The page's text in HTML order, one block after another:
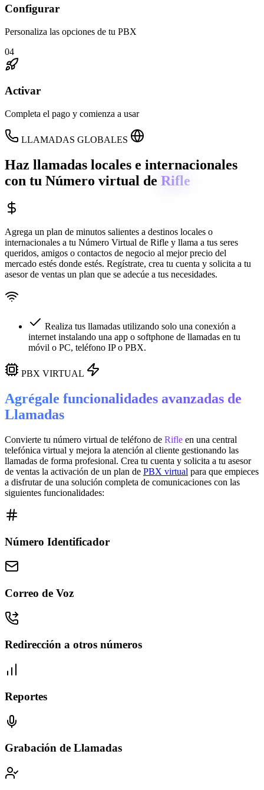
Configurar
Personaliza las opciones de tu PBX
04
Activar
Completa el pago y comienza a usar
LLAMADAS GLOBALES
Haz llamadas locales e internacionales
con tu Número virtual de Rifle
Agrega un plan de minutos salientes a destinos locales o
internacionales a tu Número Virtual de Rifle y llama a tus seres
queridos, amigos o contactos de negocio al mejor precio del
mercado estés donde estés. Regístrate, crea tu cuenta y solicita a tu
asesor de ventas un plan que se adecúe a tus necesidades.
Realiza tus llamadas utilizando solo una conexión a
internet instalando una app o softphone de llamadas en tu
móvil o PC, teléfono IP o PBX.
PBX VIRTUAL
Agrégale funcionalidades avanzadas de
Llamadas
Convierte tu número virtual de teléfono de Rifle en una central
telefónica virtual y mejora la atención al cliente gestionando las
llamadas de forma profesional. Crea tu cuenta y solicita a tu asesor
de ventas la activación de un plan de PBX virtual para que empieces
a disfrutar de una solución completa de comunicaciones con las
siguientes funcionalidades:
Número Identificador
Correo de Voz
Redirección a otros números
Reportes
Grabación de Llamadas